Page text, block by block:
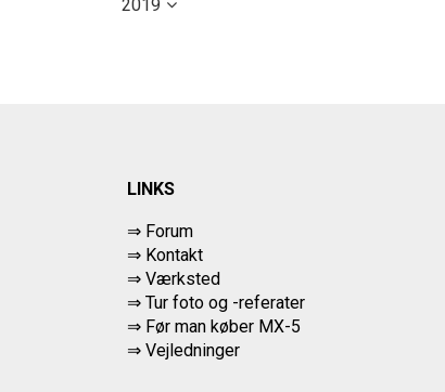
2019
LINKS
⇒ Forum
⇒ Kontakt
⇒ Værksted
⇒ Tur foto og -referater
⇒ Før man køber MX-5
⇒ Vejledninger